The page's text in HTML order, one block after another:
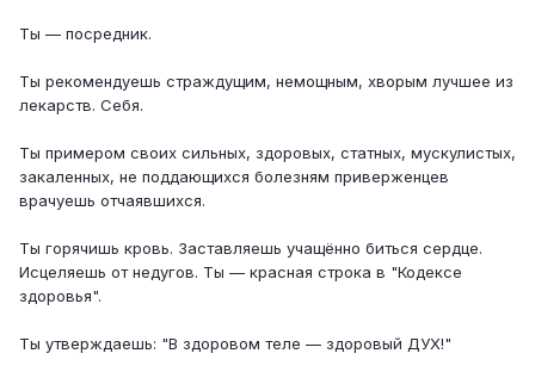
Ты — посредник.
Ты рекомендуешь страждущим, немощным, хворым лучшее из
лекарств. Себя.
Ты примером своих сильных, здоровых, статных, мускулистых,
закаленных, не поддающихся болезням приверженцев
врачуешь отчаявшихся.
Ты горячишь кровь. Заставляешь учащённо биться сердце.
Исцеляешь от недугов. Ты — красная строка в "Кодексе
здоровья".
Ты утверждаешь: "В здоровом теле — здоровый ДУХ!"